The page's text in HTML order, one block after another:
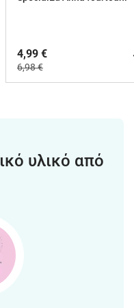
4,99 €
6,98 €
υλικό από